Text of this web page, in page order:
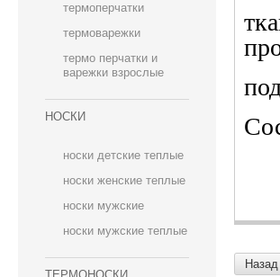
термоперчатки
термоварежки
термо перчатки и
варежки взрослые
НОСКИ
носки детские теплые
носки женские теплые
носки мужские
носки мужские теплые
Назад